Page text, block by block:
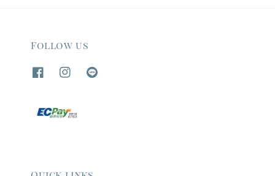
Follow us